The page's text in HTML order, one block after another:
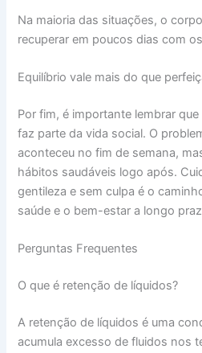
Na maioria das situações, o
recuperar em poucos dias com
Equilíbrio vale mais do que
Por fim, é importante lembrar
faz parte da vida social. O
aconteceu no fim de semana,
hábitos saudáveis logo após.
gentileza e sem culpa é o
saúde e o bem-estar a longo
Perguntas Frequentes
O que é retenção de líquidos?
A retenção de líquidos é uma
acumula excesso de fluidos nos